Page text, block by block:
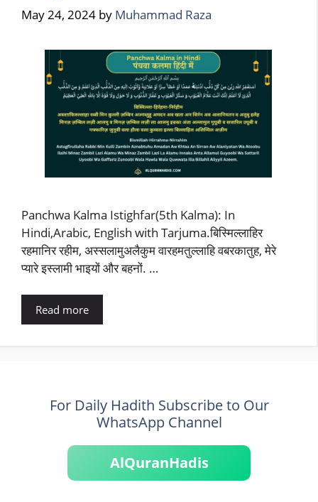
May 24, 2024 by Muhammad Raza
Panchwa Kalma Istighfar(5th Kalma): In
Hindi,Arabic, English with Tarjuma.बिस्मिल्लाहिर
रहमानिर रहीम, अस्सलामुअलैकुम वारहमतुल्लाहि वबरकातुह, मेरे
प्यारे इस्लामी भाइयों और बहनों. …
Read more
For Daily Hadith Subscribe to Our
WhatsApp Channel
AlQuranHadis